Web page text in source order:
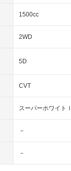
1500cc
2WD
5D
CVT
スーパーホワイト
－
－